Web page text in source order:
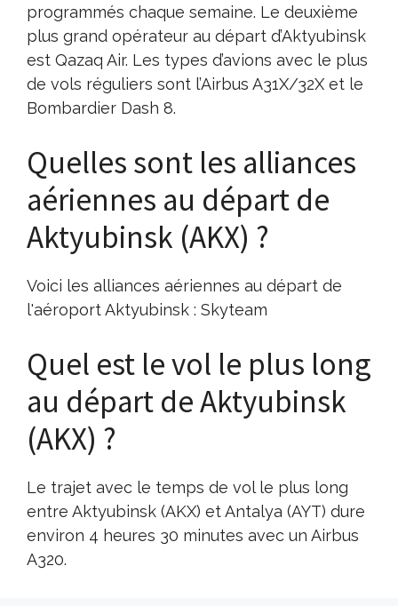
programmés chaque semaine. Le deuxième
plus grand opérateur au départ d’Aktyubinsk
est Qazaq Air. Les types d’avions avec le plus
de vols réguliers sont l’Airbus A31X/32X et le
Bombardier Dash 8.
Quelles sont les alliances
aériennes au départ de
Aktyubinsk (AKX) ?
Voici les alliances aériennes au départ de
l'aéroport Aktyubinsk : Skyteam
Quel est le vol le plus long
au départ de Aktyubinsk
(AKX) ?
Le trajet avec le temps de vol le plus long
entre Aktyubinsk (AKX) et Antalya (AYT) dure
environ 4 heures 30 minutes avec un Airbus
A320.